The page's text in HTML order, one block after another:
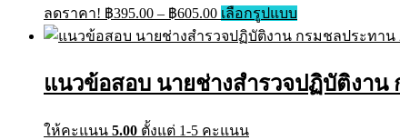
chosen
on
page
ลดราคา! ฿395.00 – ฿605.00Price
range:
฿395.00
฿605.00
เลือกรูปแบบThis
product
has
variants.
The
แนวข้อสอบ นายช่างสำรวจปฏิบัติงาน
ให้คะแนน 5.00 ตั้งแต่ 1-5 คะแนน